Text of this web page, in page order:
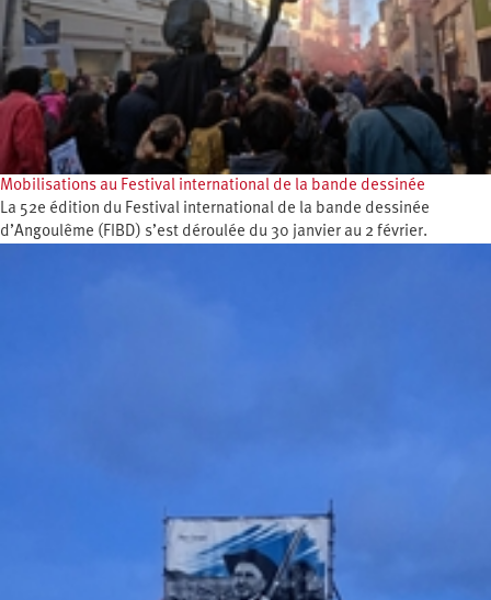
Mobilisations au Festival international de la bande dessinée
La 52e édition du Festival international de la bande dessinée
d’Angoulême (FIBD) s’est déroulée du 30 janvier au 2 février.